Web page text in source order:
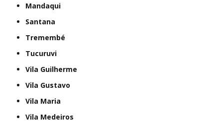
Mandaqui
Santana
Tremembé
Tucuruvi
Vila Guilherme
Vila Gustavo
Vila Maria
Vila Medeiros